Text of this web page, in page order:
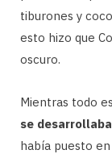
tiburones y
esto hizo que
oscuro.
Mientras todo
se
había puesto